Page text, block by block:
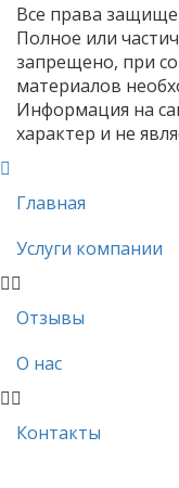
Все права
Полное или
запрещено, при
материалов
Информация на
характер и не
Главная
Услуги компании
Отзывы
О нас
Контакты